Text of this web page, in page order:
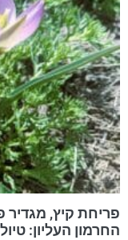
פריחת קיץ,
החרמון העליון: